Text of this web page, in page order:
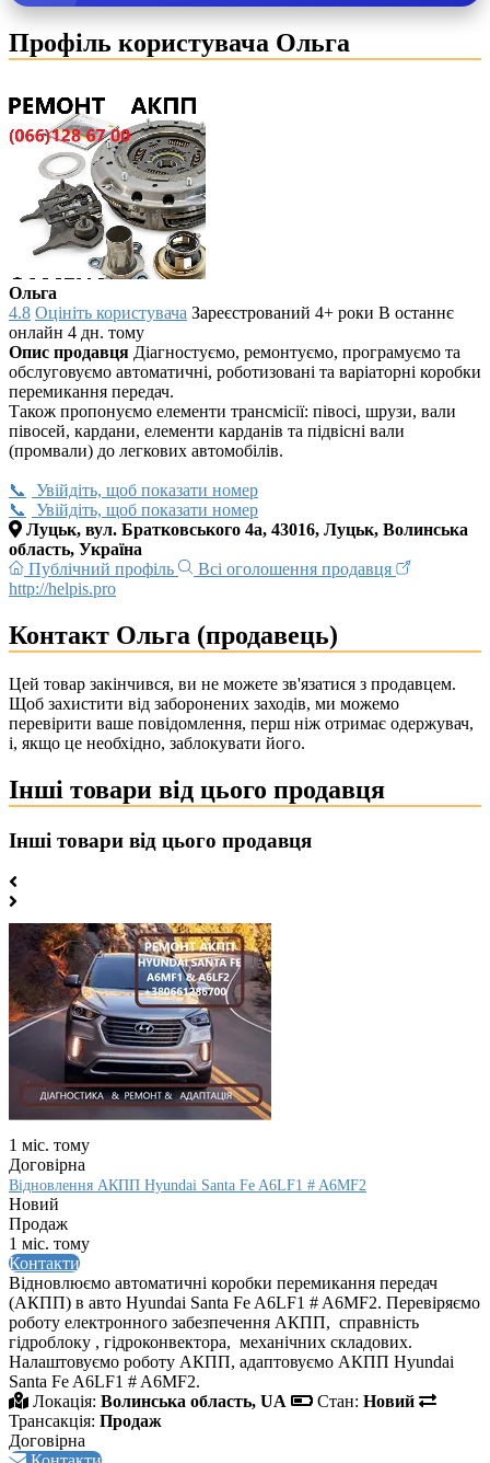
Профіль користувача Ольга
Ольга
4.8 Оцініть користувача Зареєстрований 4+ роки В останнє
онлайн 4 дн. тому
Опис продавця Діагностуємо, ремонтуємо, програмуємо та
обслуговуємо автоматичні, роботизовані та варіаторні коробки
перемикання передач.
Також пропонуємо елементи трансмісії: півосі, шрузи, вали
півосей, кардани, елементи карданів та підвісні вали
(промвали) до легкових автомобілів.
Увійдіть, щоб показати номер
Увійдіть, щоб показати номер
Луцьк, вул. Братковського 4а, 43016, Луцьк, Волинська
область, Україна
Публічний профіль
Всі оголошення продавця
http://helpis.pro
Контакт Ольга (продавець)
Цей товар закінчився, ви не можете зв'язатися з продавцем.
Щоб захистити від заборонених заходів, ми можемо
перевірити ваше повідомлення, перш ніж отримає одержувач,
і, якщо це необхідно, заблокувати його.
Інші товари від цього продавця
Інші товари від цього продавця
1 міс. тому
Договірна
Відновлення АКПП Hyundai Santa Fe A6LF1 # A6MF2
Новий
Продаж
1 міс. тому
Контакти
Відновлюємо автоматичні коробки перемикання передач
(АКПП) в авто Hyundai Santa Fe A6LF1 # A6MF2. Перевіряємо
роботу електронного забезпечення АКПП, справність
гідроблоку , гідроконвектора, механічних складових.
Налаштовуємо роботу АКПП, адаптовуємо АКПП Hyundai
Santa Fe A6LF1 # A6MF2.
Локація: Волинська область, UA Стан: Новий
Трансакція: Продаж
Договірна